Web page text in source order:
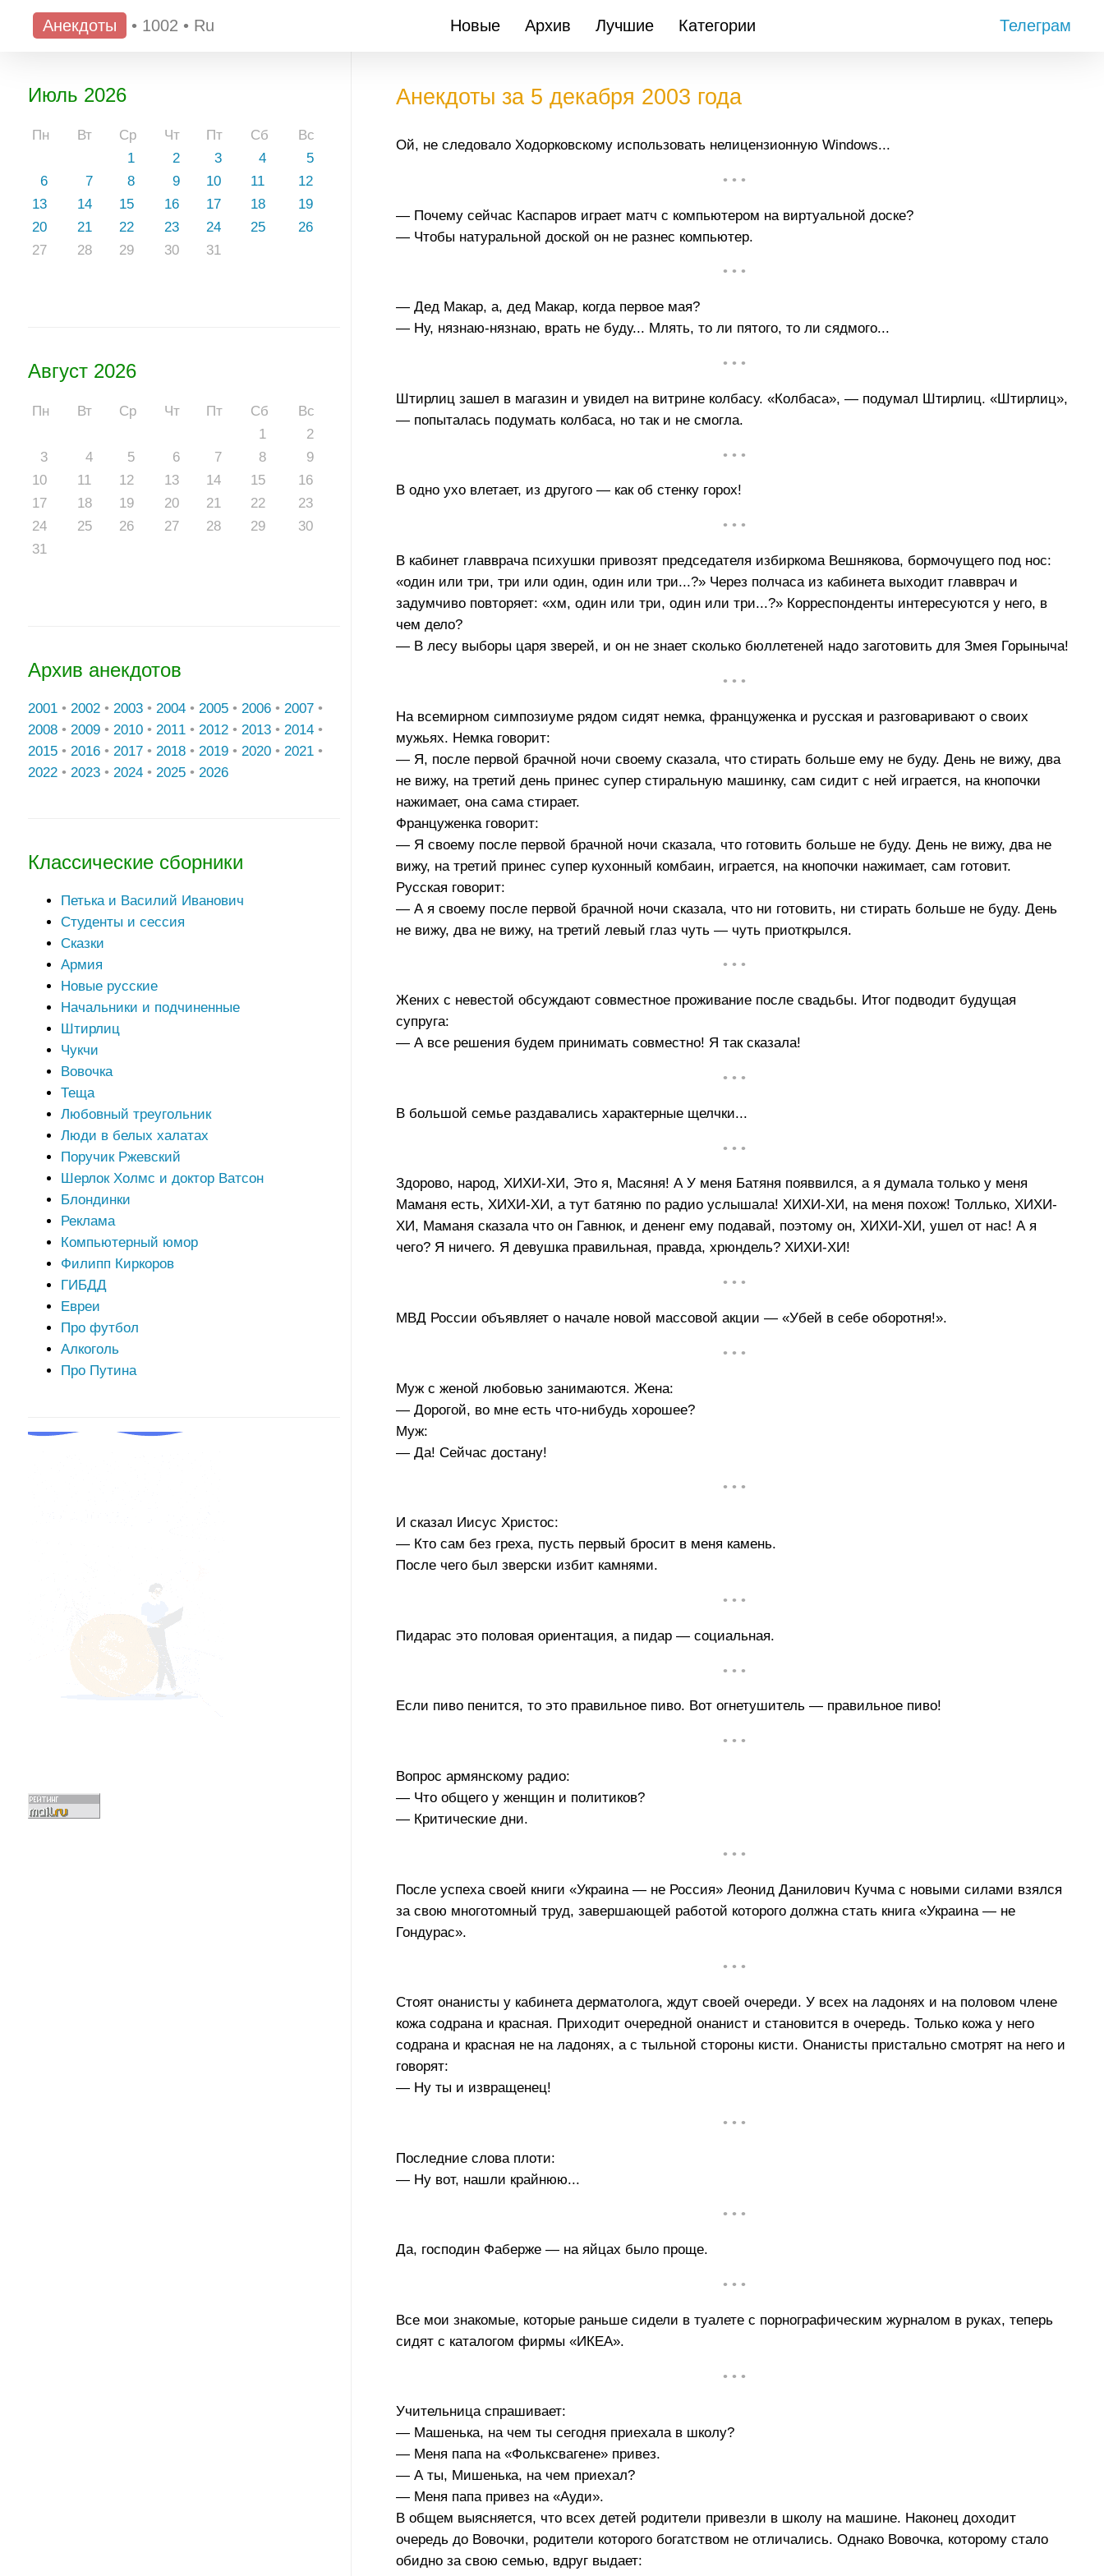
Анекдоты • 1002 • Ru Новые Архив Лучшие Категории Телеграм
Июль 2026
Пн Вт Ср Чт Пт Сб
Вс
1
2 3 4
5
6
7 8 9 10 11
12
13
14 15 16 17 18
19
20
21 22 23 24 25
26
27
28 29 30 31
Август 2026
Пн Вт Ср Чт Пт Сб
Вс
1
2
3
4 5 6 7 8
9
10
11 12 13 14 15
16
17
18 19 20 21 22
23
24
25 26 27 28 29
30
31
Архив анекдотов
2001 • 2002 • 2003 • 2004 • 2005 • 2006 • 2007 •
2008 • 2009 • 2010 • 2011 • 2012 • 2013 • 2014 •
2015 • 2016 • 2017 • 2018 • 2019 • 2020 • 2021 •
2022 • 2023 • 2024 • 2025 • 2026
Классические сборники
Петька и Василий Иванович
Студенты и сессия
Сказки
Армия
Новые русские
Начальники и подчиненные
Штирлиц
Чукчи
Вовочка
Теща
Любовный треугольник
Люди в белых халатах
Поручик Ржевский
Шерлок Холмс и доктор Ватсон
Блондинки
Реклама
Компьютерный юмор
Филипп Киркоров
ГИБДД
Евреи
Про футбол
Алкоголь
Про Путина
Анекдоты за 5 декабря 2003 года
Ой, не следовало Ходорковскому использовать нелицензионную Windows...
• • •
— Почему сейчас Каспаров играет матч с компьютером на виртуальной доске?
— Чтобы натуральной доской он не разнес компьютер.
• • •
— Дед Макар, а, дед Макар, когда первое мая?
— Ну, нязнаю-нязнаю, врать не буду... Млять, то ли пятого, то ли сядмого...
• • •
Штирлиц зашел в магазин и увидел на витрине колбасу. «Колбаса», — подумал Штирлиц. «Штирлиц»,
— попыталась подумать колбаса, но так и не смогла.
• • •
В одно ухо влетает, из другого — как об стенку горох!
• • •
В кабинет главврача психушки привозят председателя избиркома Вешнякова, бормочущего под нос:
«один или три, три или один, один или три...?» Через полчаса из кабинета выходит главврач и
задумчиво повторяет: «хм, один или три, один или три...?» Корреспонденты интересуются у него, в
чем дело?
— В лесу выборы царя зверей, и он не знает сколько бюллетеней надо заготовить для Змея Горыныча!
• • •
На всемирном симпозиуме рядом сидят немка, француженка и русская и разговаривают о своих
мужьях. Немка говорит:
— Я, после первой брачной ночи своему сказала, что стирать больше ему не буду. День не вижу, два
не вижу, на третий день принес супер стиральную машинку, сам сидит с ней играется, на кнопочки
нажимает, она сама стирает.
Француженка говорит:
— Я своему после первой брачной ночи сказала, что готовить больше не буду. День не вижу, два не
вижу, на третий принес супер кухонный комбаин, играется, на кнопочки нажимает, сам готовит.
Русская говорит:
— А я своему после первой брачной ночи сказала, что ни готовить, ни стирать больше не буду. День
не вижу, два не вижу, на третий левый глаз чуть — чуть приоткрылся.
• • •
Жених с невестой обсуждают совместное проживание после свадьбы. Итог подводит будущая
супруга:
— А все решения будем принимать совместно! Я так сказала!
• • •
В большой семье раздавались характерные щелчки...
• • •
Здорово, народ, ХИХИ-ХИ, Это я, Масяня! А У меня Батяня появвился, а я думала только у меня
Маманя есть, ХИХИ-ХИ, а тут батяню по радио услышала! ХИХИ-ХИ, на меня похож! Толлько, ХИХИ-
ХИ, Маманя сказала что он Гавнюк, и дененг ему подавай, поэтому он, ХИХИ-ХИ, ушел от нас! А я
чего? Я ничего. Я девушка правильная, правда, хрюндель? ХИХИ-ХИ!
• • •
МВД России объявляет о начале новой массовой акции — «Убей в себе оборотня!».
• • •
Муж с женой любовью занимаются. Жена:
— Дорогой, во мне есть что-нибудь хорошее?
Муж:
— Да! Сейчас достану!
• • •
И сказал Иисус Христос:
— Кто сам без греха, пусть первый бросит в меня камень.
После чего был зверски избит камнями.
• • •
Пидарас это половая ориентация, а пидар — социальная.
• • •
Если пиво пенится, то это правильное пиво. Вот огнетушитель — правильное пиво!
• • •
Вопрос армянскому радио:
— Что общего у женщин и политиков?
— Критические дни.
• • •
После успеха своей книги «Украина — не Россия» Леонид Данилович Кучма с новыми силами взялся
за свою многотомный труд, завершающей работой которого должна стать книга «Украина — не
Гондурас».
• • •
Стоят онанисты у кабинета дерматолога, ждут своей очереди. У всех на ладонях и на половом члене
кожа содрана и красная. Приходит очередной онанист и становится в очередь. Только кожа у него
содрана и красная не на ладонях, а с тыльной стороны кисти. Онанисты пристально смотрят на него и
говорят:
— Ну ты и извращенец!
• • •
Последние слова плоти:
— Ну вот, нашли крайнюю...
• • •
Да, господин Фаберже — на яйцах было проще.
• • •
Все мои знакомые, которые раньше сидели в туалете с порнографическим журналом в руках, теперь
сидят с каталогом фирмы «ИКЕА».
• • •
Учительница спрашивает:
— Машенька, на чем ты сегодня приехала в школу?
— Меня папа на «Фольксвагене» привез.
— А ты, Мишенька, на чем приехал?
— Меня папа привез на «Ауди».
В общем выясняется, что всех детей родители привезли в школу на машине. Наконец доходит
очередь до Вовочки, родители которого богатством не отличались. Однако Вовочка, которому стало
обидно за свою семью, вдруг выдает: